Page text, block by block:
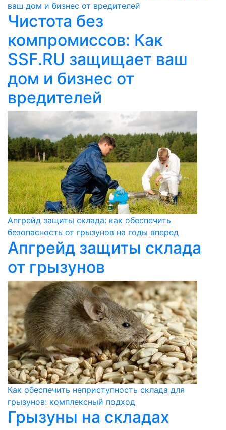
ваш дом и бизнес от вредителей
Чистота без
компромиссов: Как
SSF.RU защищает ваш
дом и бизнес от
вредителей
Апгрейд защиты склада: как обеспечить
безопасность от грызунов на годы вперед
Апгрейд защиты склада
от грызунов
Как обеспечить неприступность склада для
грызунов: комплексный подход
Грызуны на складах